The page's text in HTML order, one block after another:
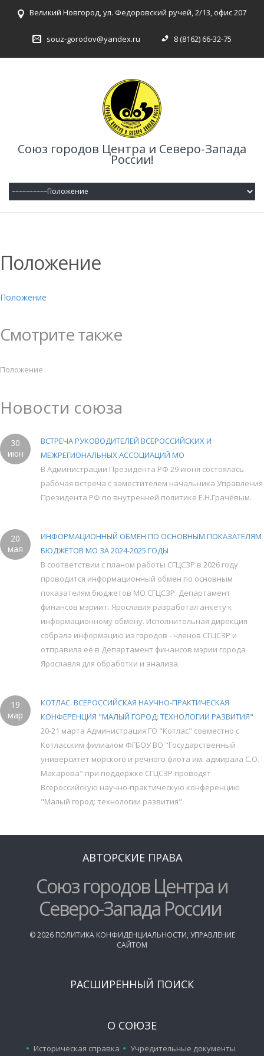
Великий Новгород, ул. Федоровский ручей, 2/13, офис 207
souz-gorodov@yandex.ru 8 (8162) 66-32-75
Союз городов Центра и Северо-Запада
России!
Положение
Положение
Смотрите также
Положение
Новости союза
30
июн
ВСТРЕЧА РУКОВОДИТЕЛЕЙ ВСЕРОССИЙСКИХ И
МЕЖРЕГИОНАЛЬНЫХ АССОЦИАЦИЙ МО
В Администрации Президента РФ 29 июня состоялась
рабочая встреча с заместителем начальника Управления
Президента РФ по внутренней политике Е.Н.Грачёвым.
20
мая
ИНФОРМАЦИОННЫЙ ОБМЕН ПО ОСНОВНЫМ ПОКАЗАТЕЛЯМ
БЮДЖЕТОВ МО ЗА 2024-2025 ГОДЫ
В соответствии с планом работы СГЦСЗР в 2026 году
проводится информационный обмен по основным
показателям бюджетов МО СГЦСЗР. Департамент
финансов мэрии г. Ярославля разработал анкету к
информационному обмену. Исполнительная дирекция
собрала информацию из городов - членов СГЦСЗР и
отправила её в Департамент финансов мэрии города
Ярославля для обработки и анализа.
19
мар
КОТЛАС. ВСЕРОССИЙСКАЯ НАУЧНО-ПРАКТИЧЕСКАЯ
КОНФЕРЕНЦИЯ "МАЛЫЙ ГОРОД: ТЕХНОЛОГИИ РАЗВИТИЯ"
20-21 марта Администрация ГО "Котлас" совместно с
Котласским филиалом ФГБОУ ВО "Государственный
университет морского и речного флота им. адмирала С.О.
Макарова" при поддержке СГЦСЗР проводят
Всероссийскую научно-практическую конференцию
"Малый город: технологии развития".
АВТОРСКИЕ ПРАВА
Союз городов Центра и
Северо-Запада России
©2026 ПОЛИТИКА КОНФИДЕНЦИАЛЬНОСТИ, УПРАВЛЕНИЕ
САЙТОМ
РАСШИРЕННЫЙ ПОИСК
О СОЮЗЕ
Историческая справка Учредительные документы